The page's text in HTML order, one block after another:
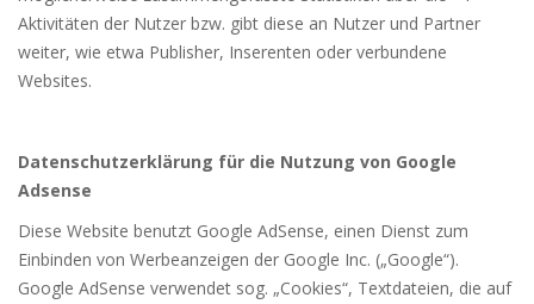
Aktivitäten der Nutzer bzw. gibt diese an Nutzer und Partner
weiter, wie etwa Publisher, Inserenten oder verbundene
Websites.
Datenschutzerklärung für die Nutzung von Google
Adsense
Diese Website benutzt Google AdSense, einen Dienst zum
Einbinden von Werbeanzeigen der Google Inc. („Google“).
Google AdSense verwendet sog. „Cookies“, Textdateien, die auf